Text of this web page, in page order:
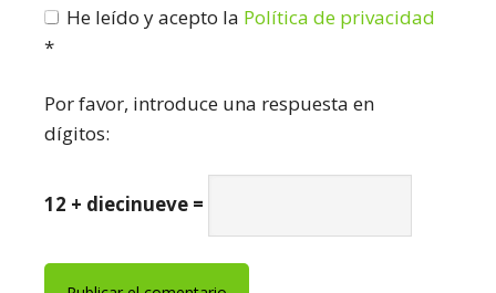
He leído y acepto la Política de privacidad
*
Por favor, introduce una respuesta en
dígitos:
12 + diecinueve =